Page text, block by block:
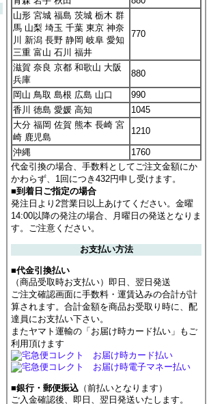
山形 宮城 福島 茨城 栃木 群
馬 山梨 埼玉 千葉 東京 神奈
川 新潟 長野 静岡 岐阜 愛知
三重 富山 石川 福井
770
滋賀 奈良 京都 和歌山 大阪
兵庫
880
岡山 鳥取 島根 広島 山口
990
香川 徳島 愛媛 高知
1045
大分 福岡 佐賀 熊本 長崎 宮
崎 鹿児島
1210
沖縄
1760
代金引換の場合、手数料としてご注文金額にか
かわらず、1回につき432円申し受けます。
■到着日ご指定の場合
発注日より2営業日以上あけてください。金曜
14:00以降の発注の場合、月曜日の発送となりま
す。ご注意ください。
お支払い方法
■代金引換払い
（商品受取時お支払い）即日、翌日発送
ご注文確認画面に手数料・運賃込みの合計が計
算されます。合計金額を商品お受取り時に、配
達員にお支払い下さい。
またヤマト運輸の「お届け時カード払い」もご
利用頂けます
■銀行・郵便振込 （前払いとなります）
ご入金確認後、即日、翌日発送いたします。